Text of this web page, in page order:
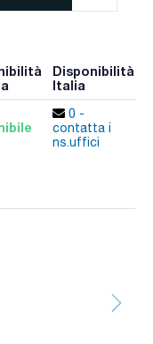
Disponibilità
Italia
0 -
contatta i
ns.uffici